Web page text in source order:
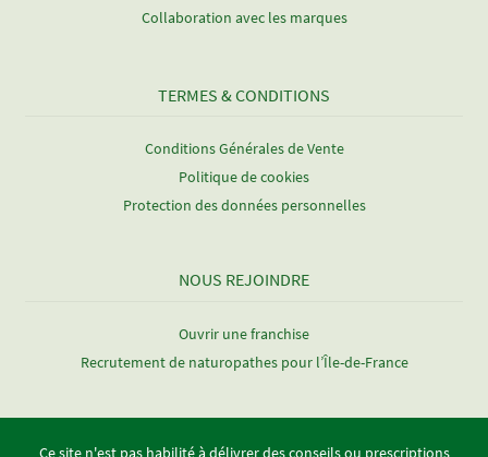
Collaboration avec les marques
TERMES & CONDITIONS
Conditions Générales de Vente
Politique de cookies
Protection des données personnelles
NOUS REJOINDRE
Ouvrir une franchise
Recrutement de naturopathes pour l’Île-de-France
Ce site n'est pas habilité à délivrer des conseils ou prescriptions